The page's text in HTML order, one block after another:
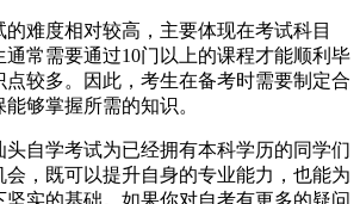
的难度相对较高，主要体现在考试科目
通常需要通过10门以上的课程才能顺利毕
点较多。因此，考生在备考时需要制定合
够掌握所需的知识。
头自学考试为已经拥有本科学历的同学们
，既可以提升自身的专业能力，也能为
坚实的基础。如果你对自考有更多的疑问